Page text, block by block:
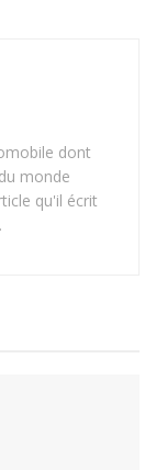
dont
monde
qu'il écrit